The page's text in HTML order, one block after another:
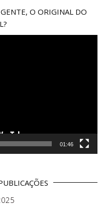
O ORIGINAL DO
01:46